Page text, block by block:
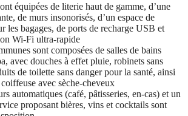
équipées de literie haut de gamme, d’une
de murs insonorisés, d’un espace de
les bagages, de ports de recharge USB et
Wi-Fi ultra-rapide
sont composées de salles de bains
avec douches à effet pluie, robinets sans
de toilette sans danger pour la santé, ainsi
coiffeuse avec sèche-cheveux
automatiques (café, pâtisseries, en-cas) et un
proposant bières, vins et cocktails sont